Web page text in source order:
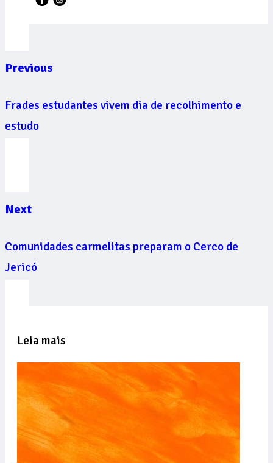
Previous
Frades estudantes vivem dia de recolhimento e
estudo
Next
Comunidades carmelitas preparam o Cerco de
Jericó
Leia mais